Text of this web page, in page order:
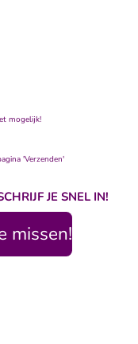
mogelijk!
'Verzenden'
JE SNEL IN!
missen!